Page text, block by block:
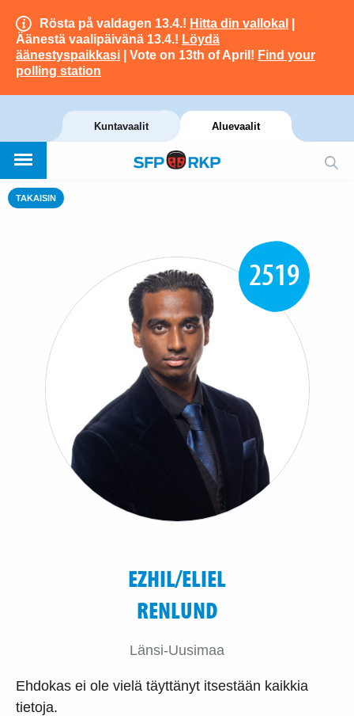
Rösta på valdagen 13.4.! Hitta din vallokal
Äänestä vaalipäivänä 13.4.! Löydä
äänestyspaikkasi | Vote on 13th of April! Find your
polling station
Kuntavaalit Aluevaalit
TAKAISIN
2519
EZHIL/ELIEL
RENLUND
Länsi-Uusimaa
Ehdokas ei ole vielä täyttänyt itsestään kaikkia
tietoja.